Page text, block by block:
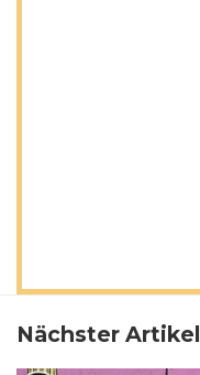
Nächster Artikel